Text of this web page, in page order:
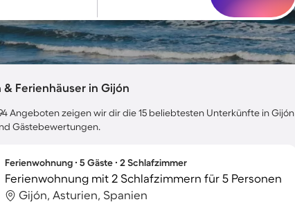
Ferienhäuser in Gijón
Angeboten zeigen wir dir die 15 beliebtesten Unterkünfte in Gijón
Gästebewertungen.
Ferienwohnung ∙ 5 Gäste ∙ 2 Schlafzimmer
Ferienwohnung mit 2 Schlafzimmern für 5 Personen
Gijón, Asturien, Spanien